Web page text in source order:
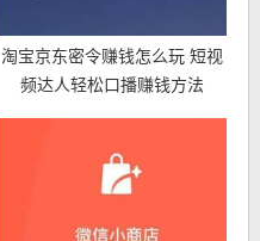
淘宝京东密令赚钱怎么玩 短视
频达人轻松口播赚钱方法